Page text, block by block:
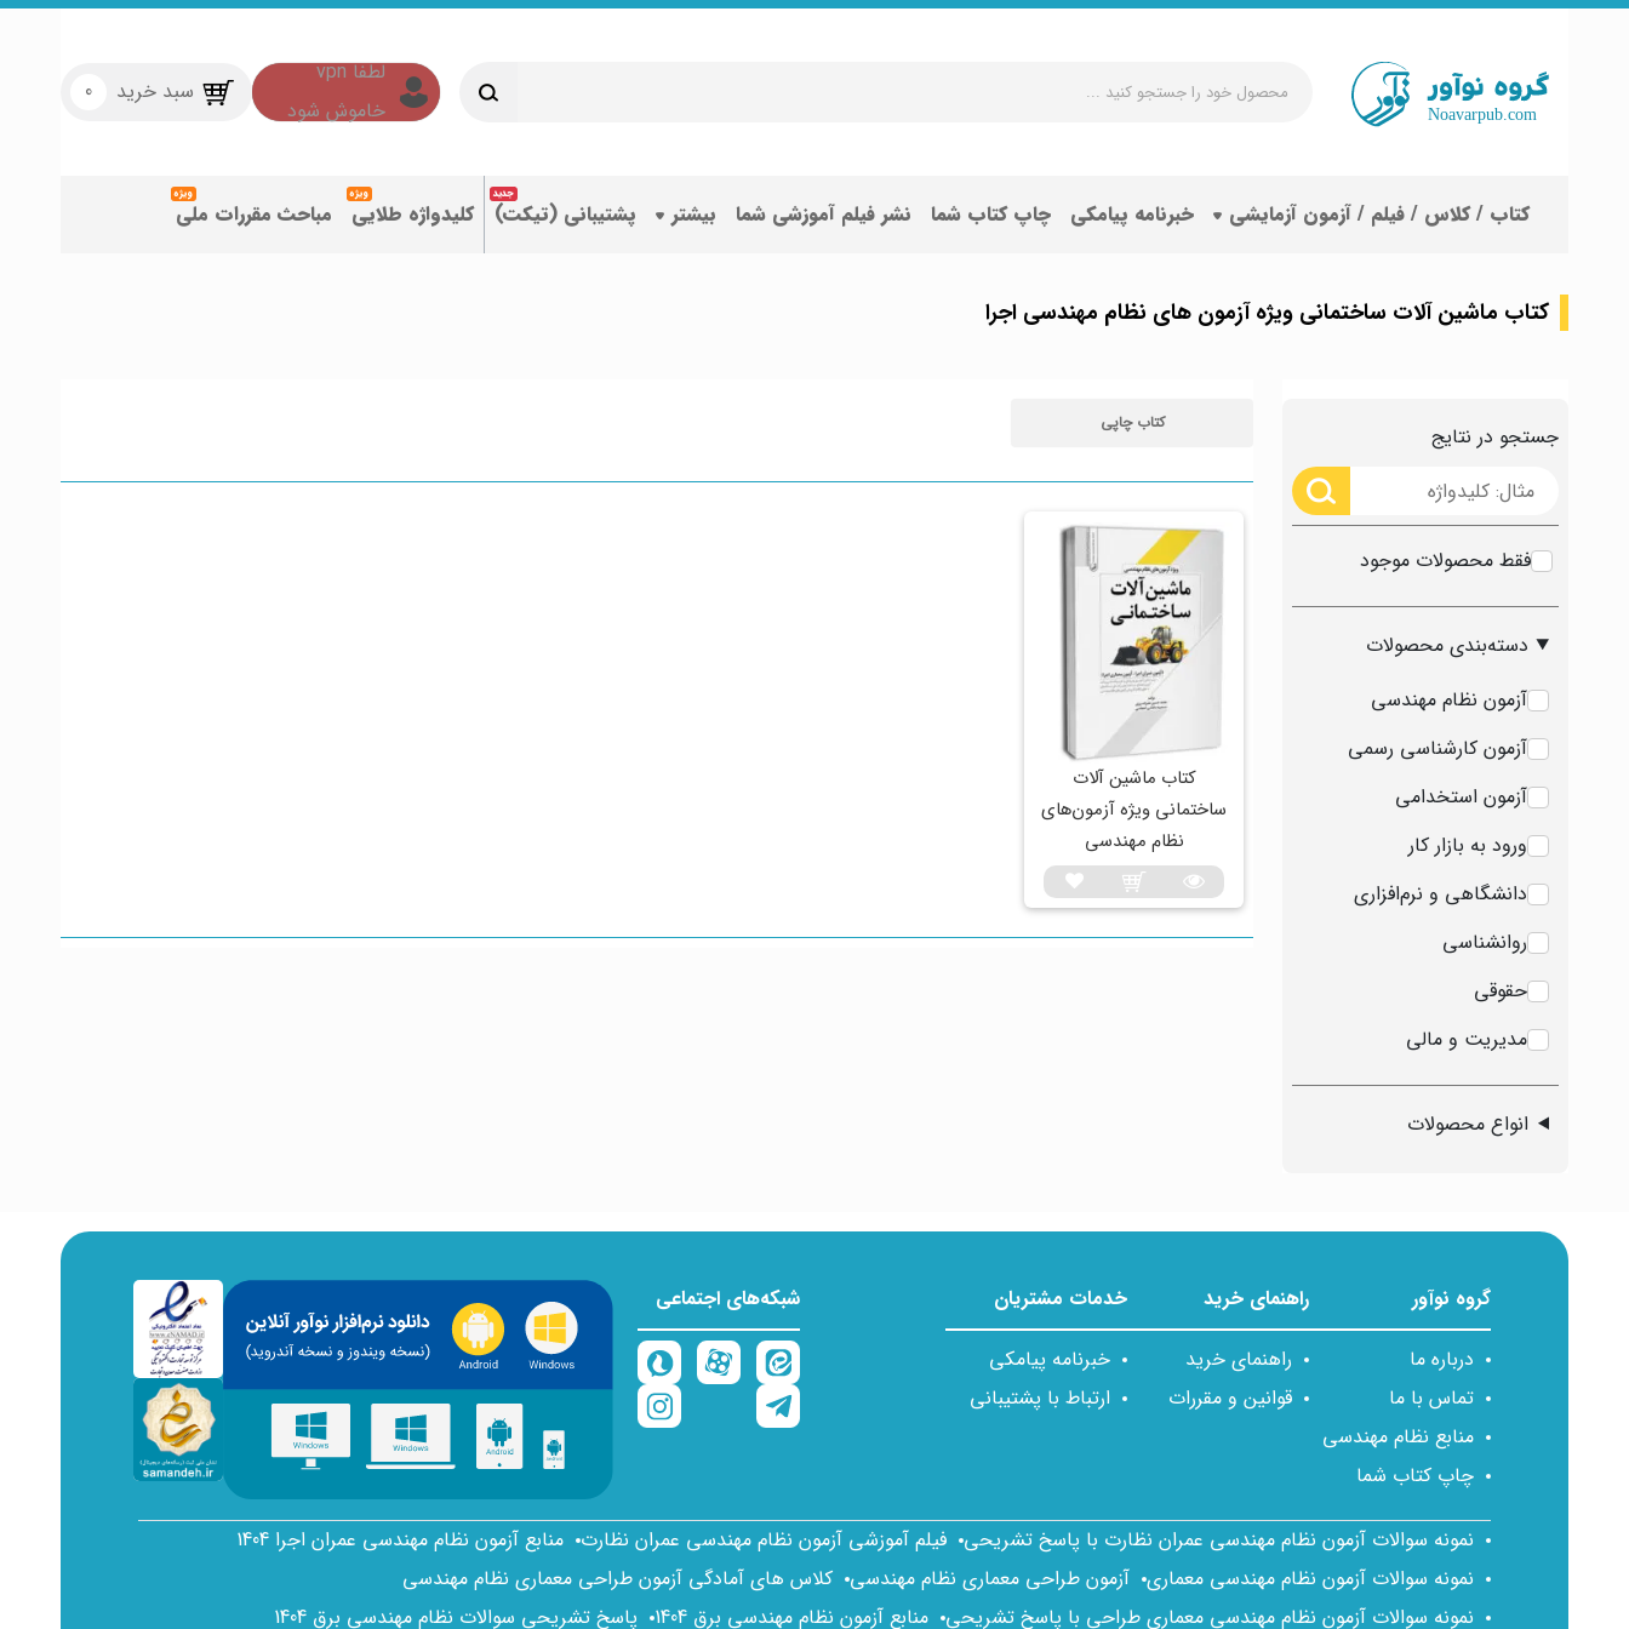
جستجو
کنید
سبد خرید 0
کتاب / کلاس / فیلم / آزمون آزمایشی خبرنامه پیامکی چاپ کتاب شما نشر فیلم آموزشی شما بیشتر پشتیبانی (تیکت) کلیدواژه طلایی مباحث مقررات ملی
کتاب ماشین آلات ساختمانی ویژه آزمون های نظام مهندسی اجرا
جستجو در نتایج
فقط محصولات موجود
دسته‌بندی محصولات
آزمون نظام مهندسی
آزمون کارشناسی رسمی
آزمون استخدامی
ورود به بازار کار
دانشگاهی و نرم‌افزاری
روانشناسی
حقوقی
مدیریت و مالی
انواع محصولات
کتاب چاپی
کتاب ماشین‌ آلات
ساختمانی ویژه آزمون‌های
نظام مهندسی
گروه نوآور
درباره ما
تماس با ما
منابع نظام مهندسی
چاپ کتاب شما
راهنمای خرید
راهنمای خرید
قوانین و مقررات
خدمات مشتریان
خبرنامه پیامکی
ارتباط با پشتیبانی
شبکه‌های اجتماعی
نمونه سوالات آزمون نظام مهندسی عمران نظارت با پاسخ تشریحی فیلم آموزشی آزمون نظام مهندسی عمران نظارت منابع آزمون نظام مهندسی عمران اجرا 1404
نمونه سوالات آزمون نظام مهندسی معماری آزمون طراحی معماری نظام مهندسی کلاس های آمادگی آزمون طراحی معماری نظام مهندسی
نمونه سوالات آزمون نظام مهندسی معماری طراحی با پاسخ تشریحی منابع آزمون نظام مهندسی برق 1404 پاسخ تشریحی سوالات نظام مهندسی برق 1404